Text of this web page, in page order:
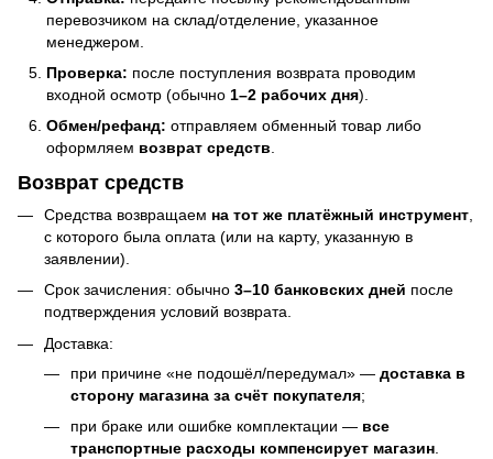
перевозчиком на склад/отделение, указанное
менеджером.
Проверка: после поступления возврата проводим
входной осмотр (обычно 1–2 рабочих дня).
Обмен/рефанд: отправляем обменный товар либо
оформляем возврат средств.
Возврат средств
Средства возвращаем на тот же платёжный инструмент
с которого была оплата (или на карту, указанную в
заявлении).
Срок зачисления: обычно 3–10 банковских дней после
подтверждения условий возврата.
Доставка:
при причине «не подошёл/передумал» — доставка в
сторону магазина за счёт покупателя;
при браке или ошибке комплектации — все
транспортные расходы компенсирует магазин